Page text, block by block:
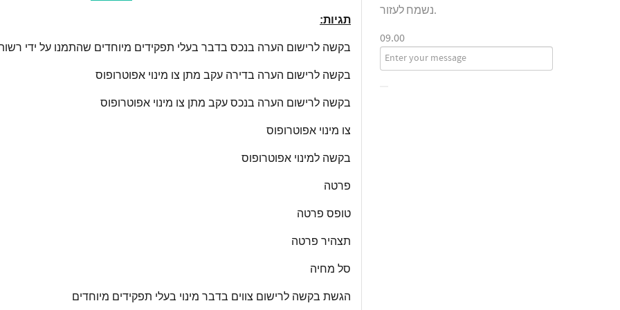
תגיות:
בקשה לרישום הערה בנכס בדבר בעלי תפקידים מיוחדים שהתמנו על ידי
בקשה לרישום הערה בדירה עקב מתן צו מינוי אפוטרופוס
בקשה לרישום הערה בנכס עקב מתן צו מינוי אפוטרופוס
צו מינוי אפוטרופוס
בקשה למינוי אפוטרופוס
פרטה
טופס פרטה
תצהיר פרטה
סל מחיה
הגשת בקשה לרישום צווים בדבר מינוי בעלי תפקידים מיוחדים
נשמח לעזור.
09.00